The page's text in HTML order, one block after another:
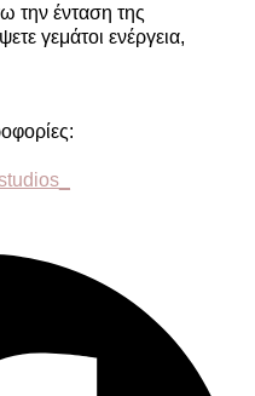
την ένταση της
γεμάτοι ενέργεια,